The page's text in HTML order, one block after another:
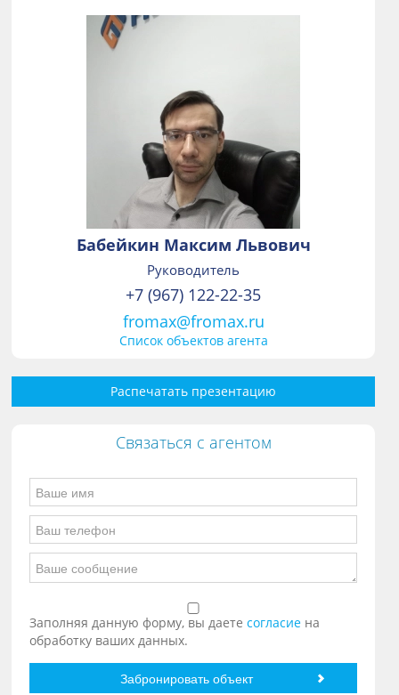
Бабейкин Максим Львович
Руководитель
+7 (967) 122-22-35
fromax@fromax.ru
Список объектов агента
Распечатать презентацию
Связаться с агентом
Заполняя данную форму, вы даетесогласие на
обработку ваших данных.